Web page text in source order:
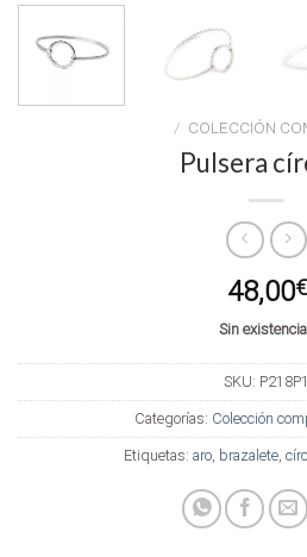
/ COLECCIÓN
Pulsera
48,00€
Sin
SKU: P218P1
Categorías: Colección
Etiquetas: aro, brazalete,